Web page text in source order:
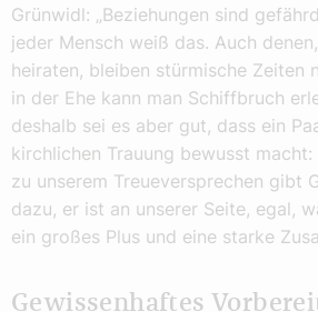
Grünwidl: „Beziehungen sind
jeder Mensch weiß das. Auch
heiraten, bleiben stürmische Zeiten
in der Ehe kann man Schiffbruch
deshalb sei es aber gut, dass ein
kirchlichen Trauung bewusst macht:
zu unserem Treueversprechen gibt
dazu, er ist an unserer Seite, egal,
ein großes Plus und eine starke
Gewissenhaftes